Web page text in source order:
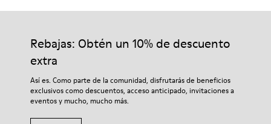
Rebajas: Obtén un 10% de descuento
extra
Así es. Como parte de la comunidad, disfrutarás de beneficios
exclusivos como descuentos, acceso anticipado, invitaciones a
eventos y mucho, mucho más.